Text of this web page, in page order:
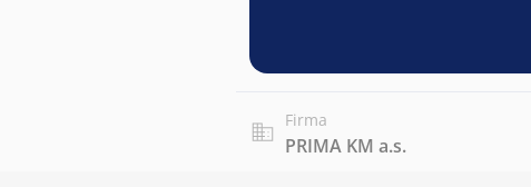
Firma
PRIMA KM a.s.